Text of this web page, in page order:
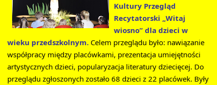
Kultury Przegląd
Recytatorski „Witaj
wiosno” dla dzieci w
wieku przedszkolnym. Celem przeglądu było: nawiązanie
współpracy między placówkami, prezentacja umiejętności
artystycznych dzieci, popularyzacja literatury dziecięcej. Do
przeglądu zgłoszonych zostało 68 dzieci z 22 placówek. Były